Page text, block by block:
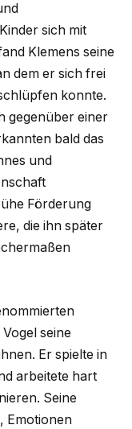
sich mit
Klemens seine
dem er sich frei
konnte.
gegenüber einer
bald das
und
Förderung
die ihn später
seine
Er spielte in
arbeitete hart
Seine
Emotionen